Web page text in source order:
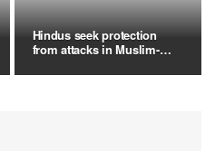
Hindus seek protection
from attacks in Muslim-